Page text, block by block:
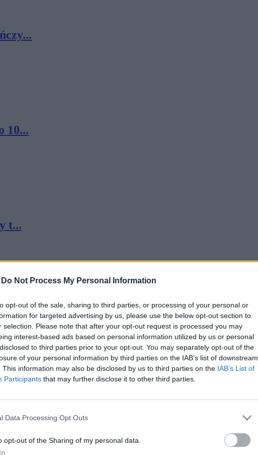
Do Not Process My Personal Information
opt-out of the sale, sharing to third parties, or processing of your personal or
for targeted advertising by us, please use the below opt-out section to
selection. Please note that after your opt-out request is processed you may
interest-based ads based on personal information utilized by us or personal
to third parties prior to your opt-out. You may separately opt-out of the
of your personal information by third parties on the IAB’s list of downstream
This information may also be disclosed by us to third parties on the IAB’s List of
Participants that may further disclose it to other third parties.
Data Processing Opt Outs
opt-out of the Sharing of my personal data.
10...
t...
...
s...